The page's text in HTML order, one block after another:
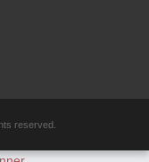
reserved.